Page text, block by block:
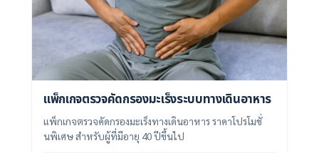
แพ็กเกจตรวจคัดกรองมะเร็งระบบทางเดินอาหาร
แพ็กเกจตรวจคัดกรองมะเร็งทางเดินอาหาร ราคาโปรโมชั่
นพิเศษ สำหรับผู้ที่มีอายุ 40 ปีขึ้นไป